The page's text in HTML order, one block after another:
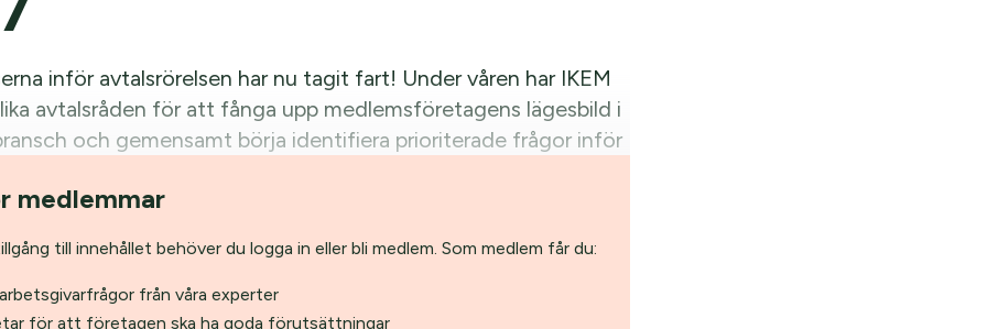
inför avtalsrörelsen har nu tagit fart! Under våren har IKEM
avtalsråden för att fånga upp medlemsföretagens lägesbild i
och gemensamt börja identifiera prioriterade frågor inför
medlemmar
till innehållet behöver du logga in eller bli medlem. Som medlem får du:
från våra experter
för att företagen ska ha goda förutsättningar